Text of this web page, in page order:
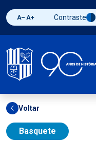
Diminuir fonte
Aumentar fonte
Alternar
Contraste
Voltar
Basquete